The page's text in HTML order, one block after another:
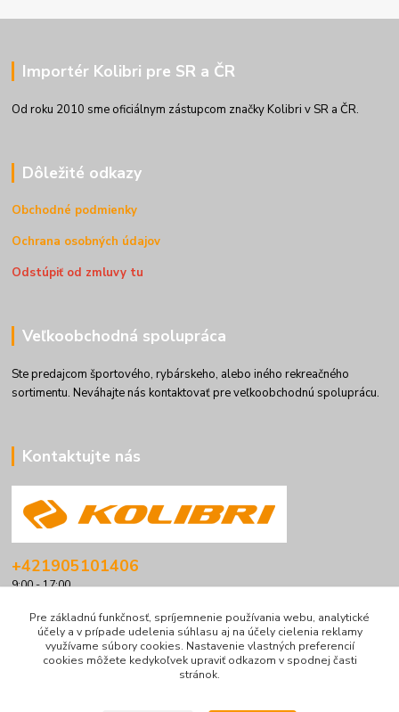
Importér Kolibri pre SR a ČR
Od roku 2010 sme oficiálnym zástupcom značky Kolibri v SR a ČR.
Dôležité odkazy
Obchodné podmienky
Ochrana osobných údajov
Odstúpiť od zmluvy tu
Veľkoobchodná spolupráca
Ste predajcom športového, rybárskeho, alebo iného rekreačného
sortimentu. Neváhajte nás kontaktovať pre veľkoobchodnú spoluprácu.
Kontaktujte nás
+421905101406
9:00 - 17:00
info@kolibriboats.sk
Pre základnú funkčnosť, spríjemnenie používania webu, analytické
účely a v prípade udelenia súhlasu aj na účely cielenia reklamy
využívame súbory cookies. Nastavenie vlastných preferencií
cookies môžete kedykoľvek upraviť odkazom v spodnej časti
stránok.